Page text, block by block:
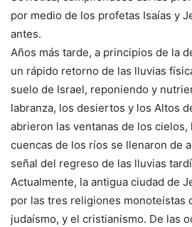
por medio de los profetas Isaías y
antes.
Años más tarde, a principios de la
un rápido retorno de las lluvias
suelo de Israel, reponiendo y
labranza, los desiertos y los Altos
abrieron las ventanas de los cielos,
cuencas de los ríos se llenaron de
señal del regreso de las lluvias
Actualmente, la antigua ciudad de
por las tres religiones monoteístas
judaísmo, y el cristianismo. De las